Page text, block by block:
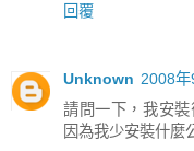
回覆
Unknown 2008
請問一下，我安
因為我少安裝什麼